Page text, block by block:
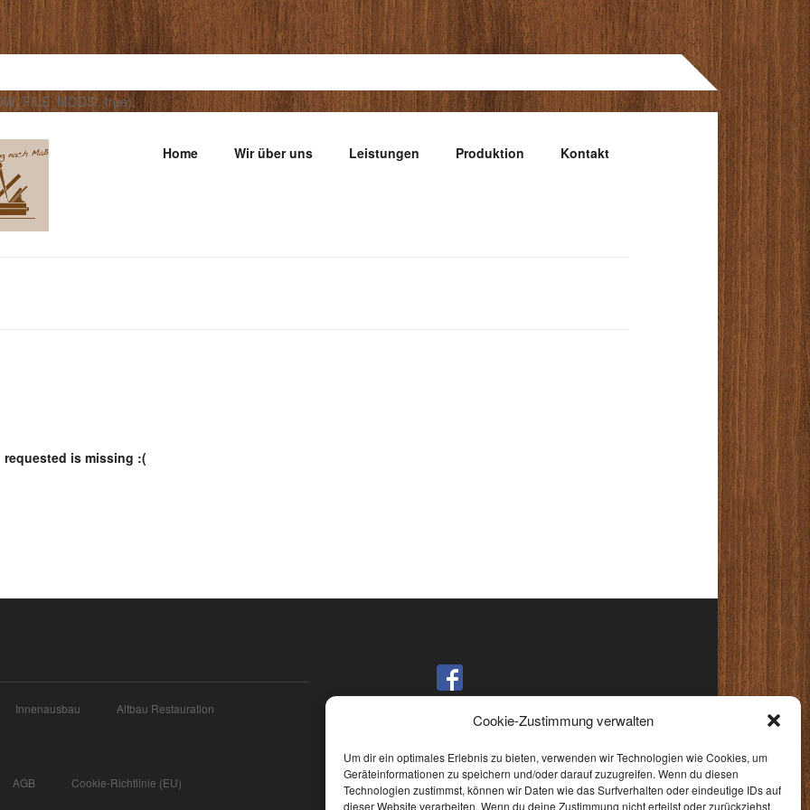
Cookie-Zustimmung verwalten
Um dir ein optimales Erlebnis zu bieten, verwenden wir Technologien wie Cookies, um
Geräteinformationen zu speichern und/oder darauf zuzugreifen. Wenn du diesen
Technologien zustimmst, können wir Daten wie das Surfverhalten oder eindeutige IDs auf
dieser Website verarbeiten. Wenn du deine Zustimmung nicht erteilst oder zurückziehst,
true);
Home Wir über uns Leistungen Produktion Kontakt
is missing :(
Innenausbau Altbau Restauration
AGB Cookie-Richtlinie (EU)